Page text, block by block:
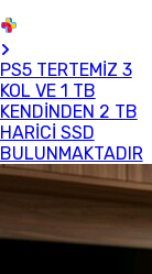
PS5 TERTEMİZ 3
KOL VE 1 TB
KENDİNDEN 2 TB
HARİCİ SSD
BULUNMAKTADIR